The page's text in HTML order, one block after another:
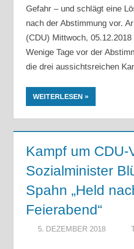
Gefahr – und schlägt eine
nach der Abstimmung vor.
(CDU) Mittwoch,
Wenige Tage vor der
die drei aussichtsreichen
WEITERLESEN
Kampf um CDU-
Sozialminister
Spahn „Held
Feierabend“
5. DEZEMBER 2018